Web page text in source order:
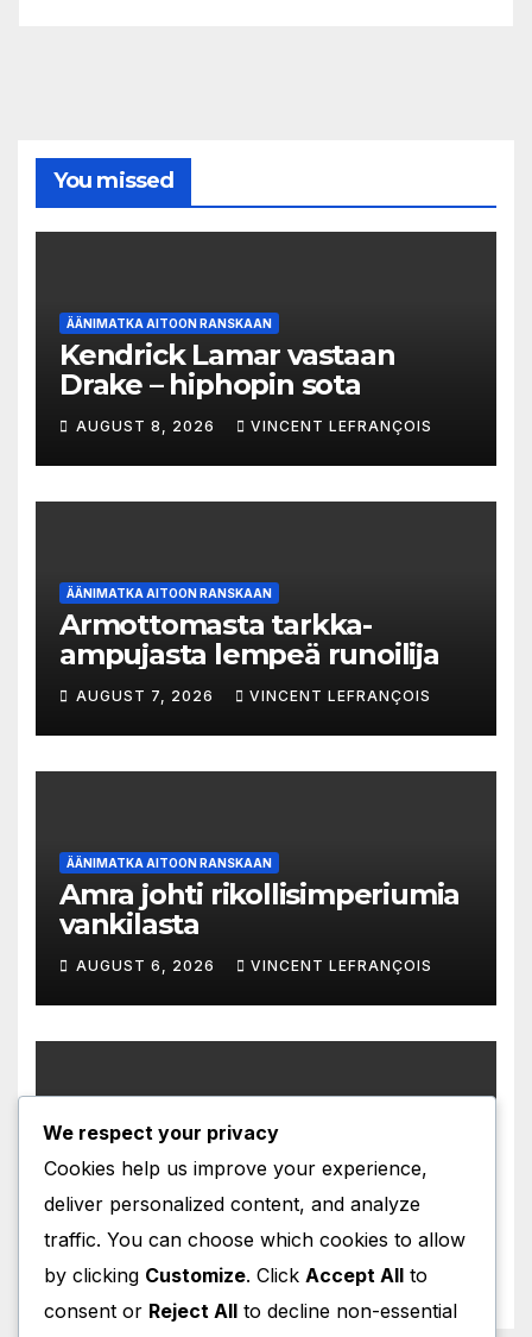
You missed
ÄÄNIMATKA AITOON RANSKAAN
Kendrick Lamar vastaan
Drake – hiphopin sota
AUGUST 8, 2026 VINCENT LEFRANÇOIS
ÄÄNIMATKA AITOON RANSKAAN
Armottomasta tarkka-
ampujasta lempeä runoilija
AUGUST 7, 2026 VINCENT LEFRANÇOIS
ÄÄNIMATKA AITOON RANSKAAN
Amra johti rikollisimperiumia
vankilasta
AUGUST 6, 2026 VINCENT LEFRANÇOIS
ÄÄNIMATKA AITOON RANSKAAN
Immunoterapia pelasti
unelman äitiydestä
AUGUST 5, 2026 VINCENT LEFRANÇOIS
We respect your privacy
Cookies help us improve your experience,
deliver personalized content, and analyze
traffic. You can choose which cookies to allow
by clicking Customize. Click Accept All to
consent or Reject All to decline non-essential